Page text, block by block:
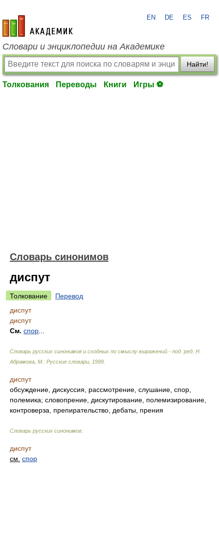
academic.ru
EN DE ES FR
Словари и энциклопедии на Академике
Найти!
Толкования Переводы Книги Игры ⚽
Словарь синонимов
диспут
Толкование
Перевод
диспут
диспут
См. спор
Словарь русских синонимов и сходных по смыслу выражений.- под. ред. Н.
Абрамова, М.: Русские словари 1999
диспут
обсуждение, дискуссия, рассмотрение, слушание, спор,
полемика; словопрение, дискутирование, полемизирование,
контроверза, препирательство, дебаты, прения
Словарь русских синонимов
диспут
см. спор